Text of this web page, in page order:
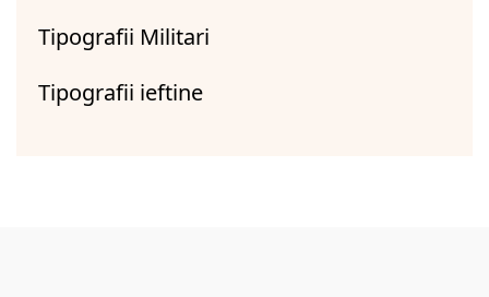
Tipografii Militari
Tipografii ieftine